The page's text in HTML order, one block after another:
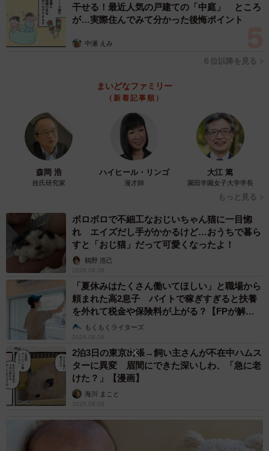
4/6
社員の方々が社員食堂で口にしているという「スパイス香るキーマカレ
ー」
見た目がまずおしゃれです。なすとひき肉をふんだんに使
ったキーマカレーで、オイリーな艶が見てとれます。また
副菜のきゅうり、じゃがいも、プチトマトによる彩りも良
く、さらにご飯の上にかけられたフライドオニオンの香ば
しさも食欲をそそります。
とさっぱりした塩分控えめの味。それでいて、複雑なスパ
イスの風合いが優しく口を包み込むような風合いです。こ
の奥ゆかしい味こそがスパイスメーカー・エスビー食品の
パイス推しのカレーが流行る今でもブレないバランスを優
先した味のように思いました。
今回のエスビー食品の社員食堂カレー販売、残る8月27日は
「骨付き鶏肉のスパイシートマトカレー」、最後の9月10日
は「クミンが決め手のバターチキンカレー」が用意される
とのことです。これらもおそらくかなりハイレベルなカレ
ーだと思います。
干せる！最近人気の戸建ての「中庭」 ところ
が…実際住んでみて分かった後悔ポイント
中瀬 えみ
６位以降を見る
まいどなファミリー
（新着記事順）
森岡 浩
姓氏研究家
ハイヒール・リンゴ
漫才師
大江 篤
園田学園女子大学学長
もっと見る
ボロボロで不細工なおじいちゃん猫に一目惚
れ エイズだし手がかかるけど…おうちで暮ら
すと「おじ猫」だって可愛くなったよ！
鶴野 浩己
2026.08.08
「夏休みはたくさん働いてほしい」と職場から
頼まれた高2息子 バイトで稼ぎすぎると扶養
を外れて税金や保険料が上がる？【FPが解
説】もくもくライターズ
2026.08.08
2泊3日の東京出張→飼い主さんが不在中ハムス
ターに異変 眉間にできた深いしわ、「急に老
けた？」【漫画】
海川 まこと
2026.08.08